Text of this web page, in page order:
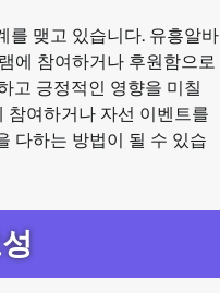
를 맺고 있습니다. 유흥알바
에 참여하거나 후원함으로
고 긍정적인 영향을 미칠
참여하거나 자선 이벤트를
다하는 방법이 될 수 있습